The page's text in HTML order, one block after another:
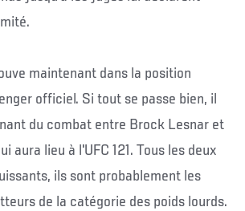
maintenant dans la position
officiel. Si tout se passe bien, il
du combat entre Brock Lesnar et
aura lieu à l'UFC 121. Tous les deux
ils sont probablement les
de la catégorie des poids lourds.